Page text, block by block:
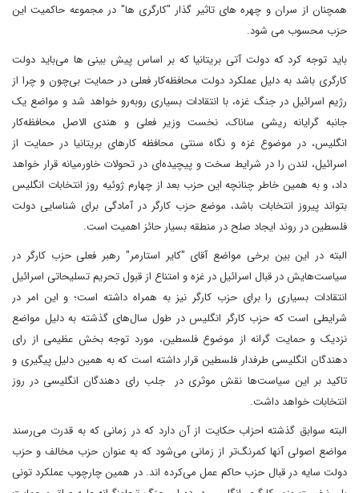
همچنان از سران و چهره های تاثیر گذار "کارگری ها" در مجموعه حاکمیت این
حزب محسوب می شود.
باید توجه کرد که دولت آتی بریتانیا که بر اساس پیش بینی ها می‌باید دولت
کارگری باشد به دلیل عملکرد دولت محافظه‌کار فعلی در حمایت بی‌چون و چرا از
رژیم اسرائیل در جنگ غزه، با انتقادات بسیاری روبه‌رو خواهد شد و مواضع یک
جانبه گرایانه ریشی ساناک، نخست وزیر فعلی و هندی الاصل محافظه‌کار
انگلیس، در موضوع غزه و نگاه سنتی محافظه کارهای بریتانیا در حمایت از
اسرائیل، لندن را در شرایط سخت و پیچیده‌ای در تحولات خاورمیانه قرار خواهد
داد، و به همین خاطر چنانچه این حزب بعد از چهارم ژوئیه روز انتخابات انگلیس
بتواند پیروز انتخابات باشد، موضع حزب کارگر در آمادگی برای شناسایی دولت
فلسطین در روند ایجاد صلح در منطقه بسیار حائز اهمیت است.
البته در این بین برخی مواضع آقای "کایر استارمر" رهبر فعلی حزب کارگر در
سیاست‌هایش در قبال اسرائیل در غزه و امتناع از قبول تحریم تسلیحاتی اسرائیل
انتقادات بسیاری را برای حزب کارگر نیز به همراه داشته است؛ و این امر در
شرایطی است که حزب کارگر انگلیس در طول سال‌های گذشته به دلیل مواضع
نزدیک و حمایت گرانه از موضوع فلسطین، مورد توجه بخش عظیمی از رای
دهندگان انگلیسی طرفدار فلسطین قرار داشته است که به همین دلیل پیگیری و
تاکید بر این سیاست‌ها نقش موثری در جلب رای دهندگان انگلیسی در روز
انتخابات خواهد داشت.
البته سوابق گذشته احزاب حکایت از آن دارد که در زمانی که به قدرت می‌رسند
مواضع اصولی آنها کمرنگ‌تر از زمانی می‌شود که به عنوان حزب مخالف و حزب
دولت سایه در قبال حزب حاکم عمل می‌کرده اند. در همین چارچوب عملکرد تونی